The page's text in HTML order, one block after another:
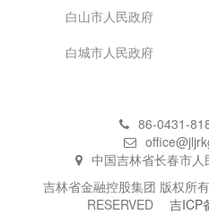
白山市人民政府
白城市人民政府
86-0431-
中国吉林省长春市
吉林省金融控股集团 版权
RESERVED 吉ICP